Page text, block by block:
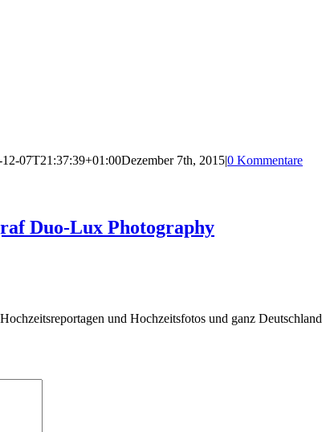
12-07T21:37:39+01:00Dezember 7th, 2015|0 Kommentare
Duo-Lux Photography
und Hochzeitsfotos und ganz Deutschland